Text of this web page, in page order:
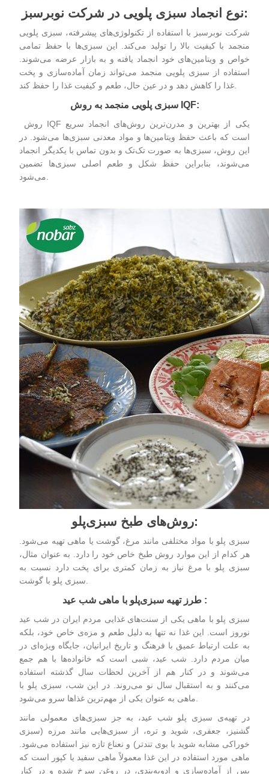
نوع انجماد سبزی پلویی در شرکت نوبرسبز:
شرکت نوبرسبز با استفاده از تکنولوژی‌های پیشرفته، سبزی‌ پلویی
منجمد با کیفیت بالا را تولید می‌کند. این سبزی‌ها با حفظ تمامی
خواص و ویتامین‌های خود انجماد یافته و به بازار عرضه می‌شوند.
استفاده از سبزی‌ پلویی منجمد می‌تواند زمان آماده‌سازی و پخت
سبزی پلویی منجمد به روش IQF:
روش IQF یکی از بهترین و مدرن‌ترین روش‌های انجماد سریع
است که باعث حفظ ویتامین‌ها و مواد معدنی سبزی‌ها می‌شود. در
این روش، سبزی‌ها به صورت تک‌تک و بدون تماس با یکدیگر انجماد
می‌شوند، بنابراین حفظ شکل و طعم اصلی سبزی‌ها تضمین
روشهای طبخ سبزیپلو :
سبزی‌ پلو با مواد مختلفی مانند مرغ، گوشت یا ماهی تهیه می‌شود.
هر کدام از این موارد روش طبخ خاص خود را دارد. به عنوان مثال،
سبزی‌ پلو با مرغ نیاز به زمان کمتری برای پخت دارد نسبت به
طرز تهیه سبزیپلو با ماهی شب عید :
سبزی‌ پلو با ماهی یکی از سنت‌های غذایی مردم ایران در شب عید
نوروز است. این غذا نه تنها به دلیل طعم و مزه‌ی خاص خود، بلکه
به علت ارتباط عمیق با فرهنگ و تاریخ ایرانیان، جایگاه ویژه‌ای در
میان مردم دارد. شب عید، شبی است که خانواده‌ها با هم جمع
می‌شوند و در کنار هم از آخرین لحظات سال گذشته استفاده
می‌کنند و به استقبال سال نو می‌روند. در این شب، سبزی‌ پلو با
در تهیه‌ی سبزی‌ پلو شب عید، به جز سبزی‌های معمولی مانند
گشنیز، جعفری، شوید و تره، از سبزی‌هایی مانند مرزه (سبزی
خوراکی مشابه شوید با بوی تندتر) و نعناع تازه نیز استفاده می‌شود.
ماهی مورد استفاده در این غذا معمولاً ماهی سفید یا کپور است که
پس از آماده‌سازی و ادویه‌بندی، در روغن سرخ شده و در کنار